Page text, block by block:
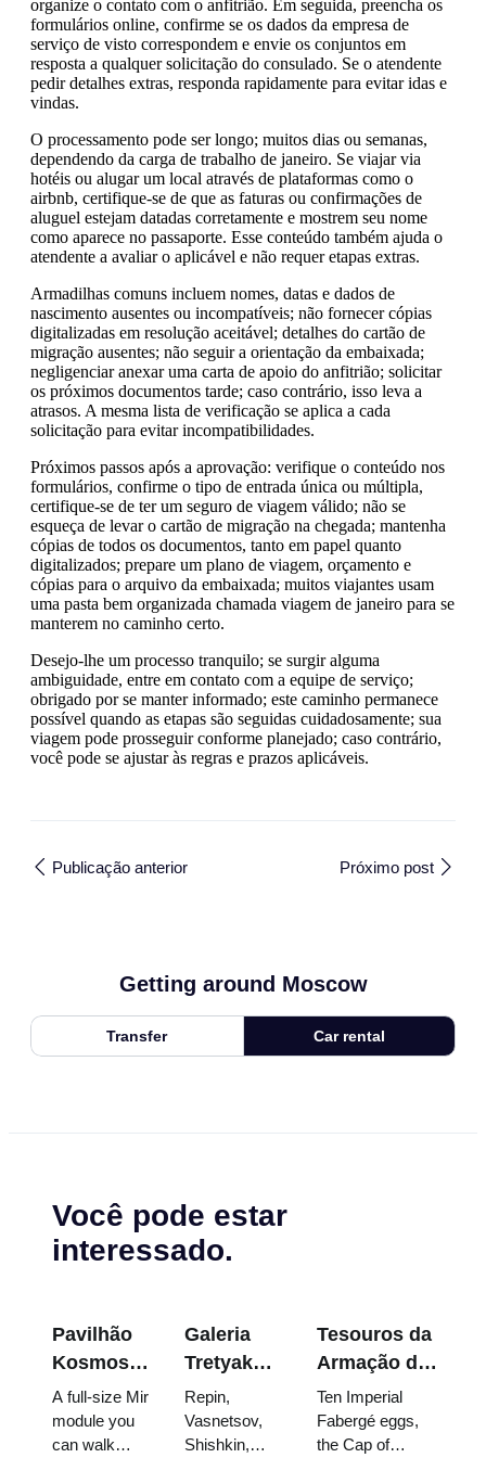
organize o contato com o anfitrião. Em seguida, preencha os
formulários online, confirme se os dados da empresa de
serviço de visto correspondem e envie os conjuntos em
resposta a qualquer solicitação do consulado. Se o atendente
pedir detalhes extras, responda rapidamente para evitar idas e
vindas.
O processamento pode ser longo; muitos dias ou semanas,
dependendo da carga de trabalho de janeiro. Se viajar via
hotéis ou alugar um local através de plataformas como o
airbnb, certifique-se de que as faturas ou confirmações de
aluguel estejam datadas corretamente e mostrem seu nome
como aparece no passaporte. Esse conteúdo também ajuda o
atendente a avaliar o aplicável e não requer etapas extras.
Armadilhas comuns incluem nomes, datas e dados de
nascimento ausentes ou incompatíveis; não fornecer cópias
digitalizadas em resolução aceitável; detalhes do cartão de
migração ausentes; não seguir a orientação da embaixada;
negligenciar anexar uma carta de apoio do anfitrião; solicitar
os próximos documentos tarde; caso contrário, isso leva a
atrasos. A mesma lista de verificação se aplica a cada
solicitação para evitar incompatibilidades.
Próximos passos após a aprovação: verifique o conteúdo nos
formulários, confirme o tipo de entrada única ou múltipla,
certifique-se de ter um seguro de viagem válido; não se
esqueça de levar o cartão de migração na chegada; mantenha
cópias de todos os documentos, tanto em papel quanto
digitalizados; prepare um plano de viagem, orçamento e
cópias para o arquivo da embaixada; muitos viajantes usam
uma pasta bem organizada chamada viagem de janeiro para se
manterem no caminho certo.
Desejo-lhe um processo tranquilo; se surgir alguma
ambiguidade, entre em contato com a equipe de serviço;
obrigado por se manter informado; este caminho permanece
possível quando as etapas são seguidas cuidadosamente; sua
viagem pode prosseguir conforme planejado; caso contrário,
você pode se ajustar às regras e prazos aplicáveis.
Publicação anterior Próximo post
Getting around Moscow
Transfer Car rental
Você pode estar
interessado.
Pavilhão
Kosmos
na
VDNKh:
Dentro da
A full-size Mir
module you
can walk
Galeria
Tretyakov:
As Obras-
Primas
que Vale a
Repin,
Vasnetsov,
Shishkin,
Tesouros da
Armação do
Kremlin:
Ovos
Fabergé,
Ten Imperial
Fabergé eggs,
the Cap of